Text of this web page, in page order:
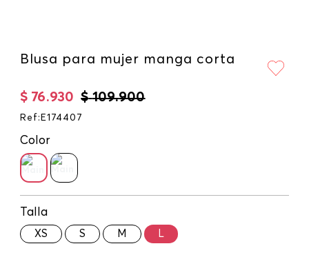
Blusa para mujer manga corta
$ 109.900
$ 76.930
Ref : E174407
Color
Talla
XS S M L